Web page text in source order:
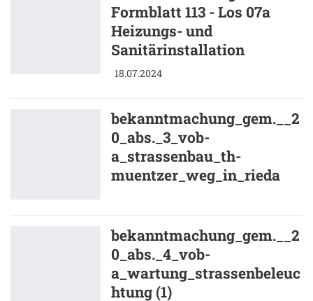
Formblatt 113 - Los 07a
Heizungs- und
Sanitärinstallation
18.07.2024
bekanntmachung_gem.__2
0_abs._3_vob-
a_strassenbau_th-
muentzer_weg_in_rieda
bekanntmachung_gem.__2
0_abs._4_vob-
a_wartung_strassenbeleuc
htung (1)